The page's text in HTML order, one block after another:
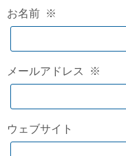
お名前 ※
メールアドレス ※
ウェブサイト